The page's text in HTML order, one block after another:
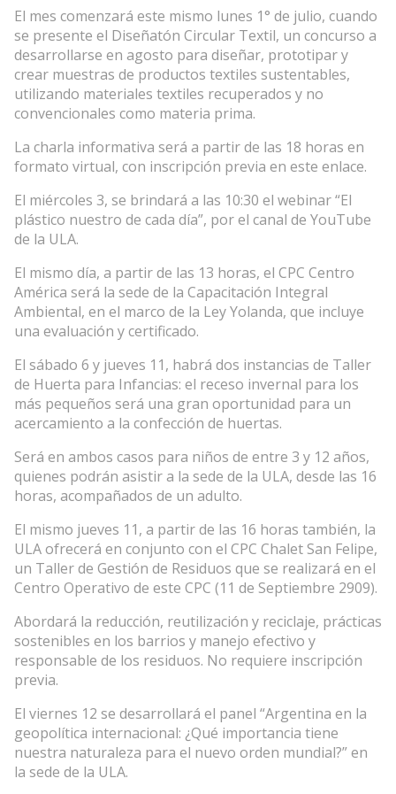
El mes comenzará este mismo lunes 1° de julio, cuando
se presente el Diseñatón Circular Textil, un concurso a
desarrollarse en agosto para diseñar, prototipar y
crear muestras de productos textiles sustentables,
utilizando materiales textiles recuperados y no
convencionales como materia prima.
La charla informativa será a partir de las 18 horas en
formato virtual, con inscripción previa en este enlace.
El miércoles 3, se brindará a las 10:30 el webinar “El
plástico nuestro de cada día”, por el canal de YouTube
de la ULA.
El mismo día, a partir de las 13 horas, el CPC Centro
América será la sede de la Capacitación Integral
Ambiental, en el marco de la Ley Yolanda, que incluye
una evaluación y certificado.
El sábado 6 y jueves 11, habrá dos instancias de Taller
de Huerta para Infancias: el receso invernal para los
más pequeños será una gran oportunidad para un
acercamiento a la confección de huertas.
Será en ambos casos para niños de entre 3 y 12 años,
quienes podrán asistir a la sede de la ULA, desde las 16
horas, acompañados de un adulto.
El mismo jueves 11, a partir de las 16 horas también, la
ULA ofrecerá en conjunto con el CPC Chalet San Felipe,
un Taller de Gestión de Residuos que se realizará en el
Centro Operativo de este CPC (11 de Septiembre 2909).
Abordará la reducción, reutilización y reciclaje, prácticas
sostenibles en los barrios y manejo efectivo y
responsable de los residuos. No requiere inscripción
previa.
El viernes 12 se desarrollará el panel “Argentina en la
geopolítica internacional: ¿Qué importancia tiene
nuestra naturaleza para el nuevo orden mundial?” en
la sede de la ULA.